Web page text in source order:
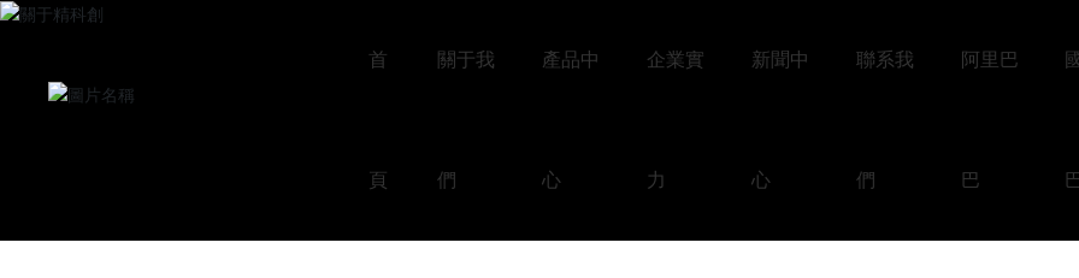
首
頁
關于我
們
產品中
心
企業實
力
新聞中
心
聯系我
們
阿里巴
巴